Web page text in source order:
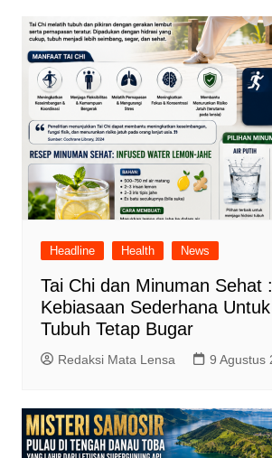
Headline Health News
Tai Chi dan Minuman Sehat
Kebiasaan Sederhana
Tubuh Tetap Bugar
Redaksi Mata Lensa 9 Agustus